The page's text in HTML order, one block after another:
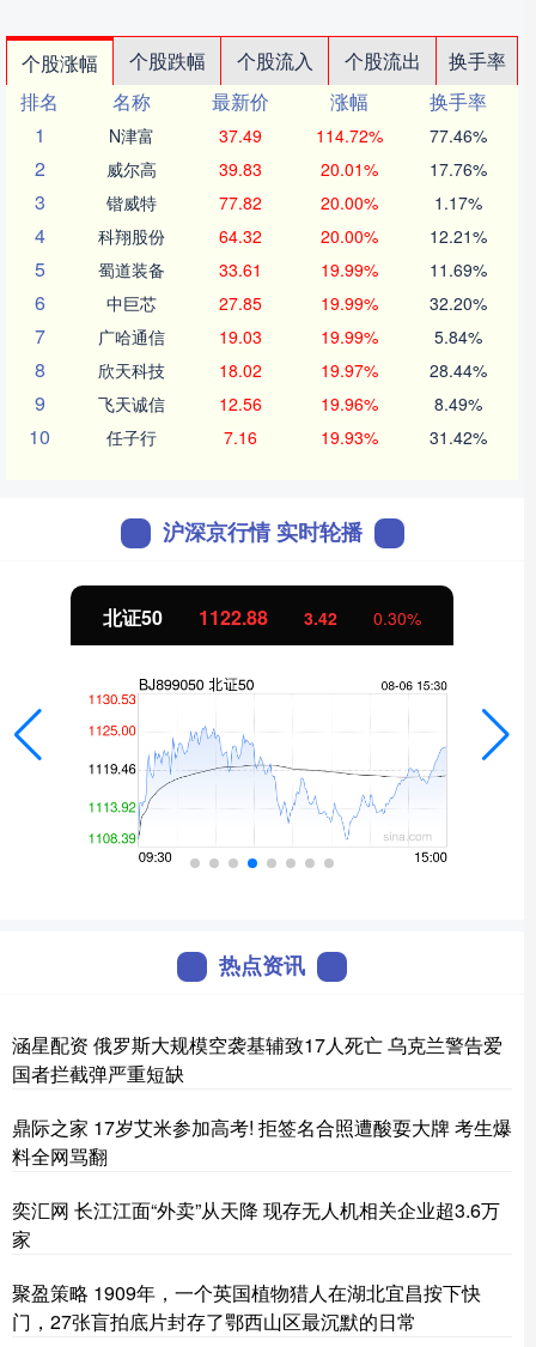
个股涨幅 个股跌幅 个股流入 个股流出
换手率
排名
名称 最新价 涨幅
换手率
1
N津富 37.49 114.72% 77.46%
2 威尔高 39.83 20.01% 17.76%
3 锴威特 77.82 20.00% 1.17%
4 科翔股份 64.32 20.00% 12.21%
5 蜀道装备 33.61 19.99% 11.69%
6 中巨芯 27.85 19.99% 32.20%
7 广哈通信 19.03 19.99% 5.84%
8 欣天科技 18.02 19.97% 28.44%
9 飞天诚信 12.56 19.96% 8.49%
10 任子行 7.16 19.93% 31.42%
沪深京行情 实时轮播
北证50 1122.88 3.42 0.30%
热点资讯
涵星配资 俄罗斯大规模空袭基辅致17人死亡 乌克兰警告爱
国者拦截弹严重短缺
鼎际之家 17岁艾米参加高考! 拒签名合照遭酸耍大牌 考生爆
料全网骂翻
奕汇网 长江江面“外卖”从天降 现存无人机相关企业超3.6万
家
聚盈策略 1909年，一个英国植物猎人在湖北宜昌按下快
门，27张盲拍底片封存了鄂西山区最沉默的日常